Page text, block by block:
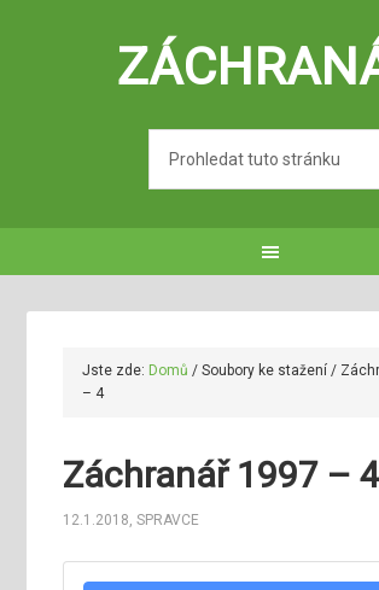
Jste zde: Domů / Soubory ke stažení/
– 4
Záchranář 1997 – 4
12.1.2018,SPRAVCE